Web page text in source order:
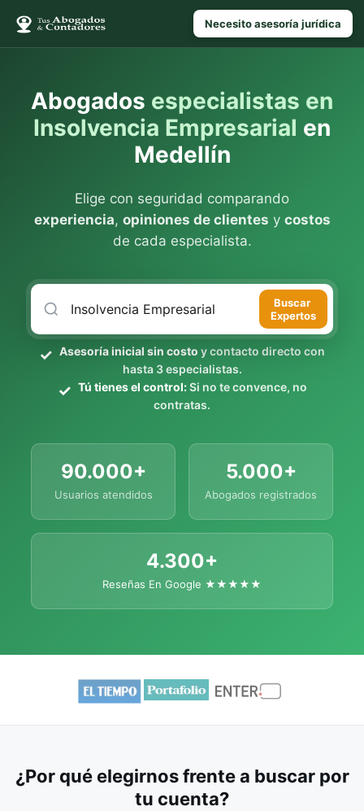
Necesito asesoría jurídica
Abogados especialistas en
Insolvencia Empresarial en
Medellín
Elige con seguridad comparando
experiencia, opiniones de clientes y costos
de cada especialista.
Buscar
Expertos
Asesoría inicial sin costo y contacto directo con
hasta 3 especialistas.
Tú tienes el control:Si no te convence, no
contratas.
90.000+
Usuarios atendidos
5.000+
Abogados registrados
4.300+
Reseñas En Google ★★★★★
¿Por qué elegirnos frente a buscar por
tu cuenta?